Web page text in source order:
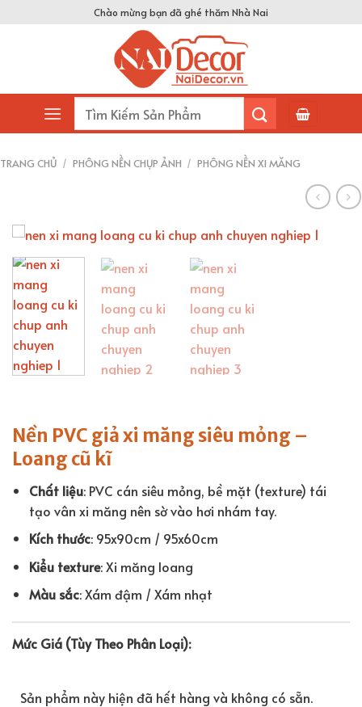
Chào mừng bạn đã ghé thăm Nhà Nai
Tìm
kiếm:
TRANG CHỦ / PHÔNG NỀN CHỤP ẢNH / PHÔNG NỀN XI MĂNG
Nền PVC giả xi măng siêu mỏng –
Loang cũ kĩ
Chất liệu: PVC cán siêu mỏng, bề mặt (texture) tái
tạo vân xi măng nên sờ vào hơi nhám tay.
Kích thước: 95x90cm / 95x60cm
Kiểu texture: Xi măng loang
Màu sắc: Xám đậm / Xám nhạt
Mức Giá (Tùy Theo Phân Loại):
Sản phẩm này hiện đã hết hàng và không có sẵn.